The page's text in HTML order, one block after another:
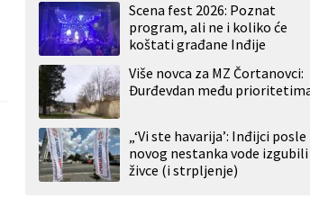
Scena fest 2026: Poznat
program, ali ne i koliko će
koštati građane Inđije
Više novca za MZ Čortanovci:
Đurđevdan među
„‘Vi ste havarija’: Inđijci posle
novog nestanka vode izgubili
živce (i strpljenje)